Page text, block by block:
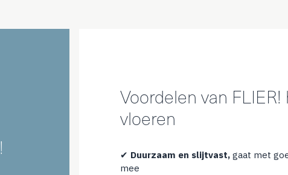
Voordelen van
vloeren
✔ Duurzaam en slijtvast,gaat met
mee